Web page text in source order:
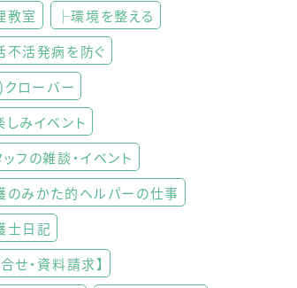
教室
├環境を整える
不活発病を防ぐ
ローバー
みイベント
フの雑談・イベント
みかた的ヘルパーの仕事
日記
せ・資料請求】